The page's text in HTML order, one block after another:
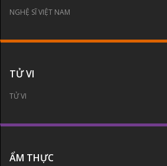
NGHỆ SĨ VIỆT NAM
TỬ VI
TỬ VI
ẨM THỰC